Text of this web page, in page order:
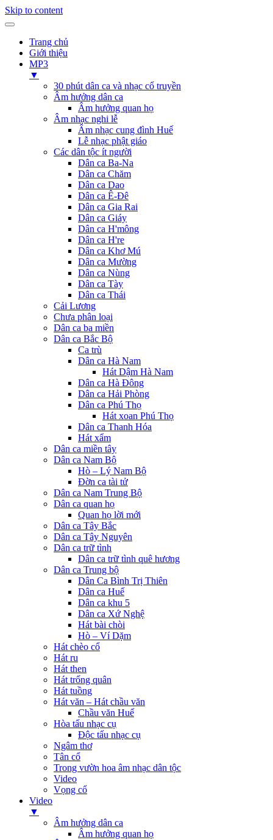
Skip to content
Trang chủ
Giới thiệu
MP3
▼
30 phút dân ca và nhạc cổ truyền
Âm hưởng dân ca
Âm hưởng quan họ
Âm nhạc nghi lễ
Âm nhạc cung đình Huế
Lễ nhạc phật giáo
Các dân tộc ít người
Dân ca Ba-Na
Dân ca Chăm
Dân ca Dao
Dân ca Ê-Đê
Dân ca Gia Rai
Dân ca Giáy
Dân ca H'mông
Dân ca H're
Dân ca Khơ Mú
Dân ca Mường
Dân ca Nùng
Dân ca Tày
Dân ca Thái
Cải Lương
Chưa phân loại
Dân ca ba miền
Dân ca Bắc Bộ
Ca trù
Dân ca Hà Nam
Hát Dậm Hà Nam
Dân ca Hà Đông
Dân ca Hải Phòng
Dân ca Phú Thọ
Hát xoan Phú Thọ
Dân ca Thanh Hóa
Hát xẩm
Dân ca miền tây
Dân ca Nam Bộ
Hò – Lý Nam Bộ
Đờn ca tài tử
Dân ca Nam Trung Bộ
Dân ca quan họ
Quan họ lời mới
Dân ca Tây Bắc
Dân ca Tây Nguyên
Dân ca trữ tình
Dân ca trữ tình quê hương
Dân ca Trung bộ
Dân Ca Bình Trị Thiên
Dân ca Huế
Dân ca khu 5
Dân ca Xứ Nghệ
Hát bài chòi
Hò – Ví Dặm
Hát chèo cổ
Hát ru
Hát then
Hát trống quân
Hát tuồng
Hát văn – Hát chầu văn
Chầu văn Huế
Hòa tấu nhạc cụ
Độc tấu nhạc cụ
Ngâm thơ
Tân cổ
Trong vườn hoa âm nhạc dân tộc
Video
Vọng cổ
Video
▼
Âm hưởng dân ca
Âm hưởng quan họ